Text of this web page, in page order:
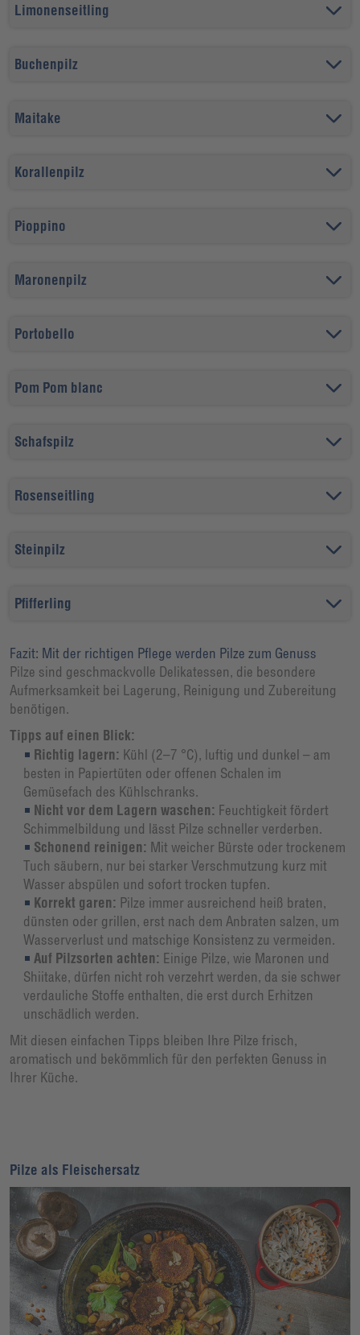
Limonenseitling
Buchenpilz
Maitake
Korallenpilz
Pioppino
Maronenpilz
Portobello
Pom Pom blanc
Schafspilz
Rosenseitling
Steinpilz
Pfifferling
Fazit: Mit der richtigen Pflege werden Pilze zum Genuss
Pilze sind geschmackvolle Delikatessen, die besondere
Aufmerksamkeit bei Lagerung, Reinigung und Zubereitung
benötigen.
Tipps auf einen Blick:
Richtig lagern: Kühl (2–7 °C), luftig und dunkel – am
besten in Papiertüten oder offenen Schalen im
Gemüsefach des Kühlschranks.
Nicht vor dem Lagern waschen: Feuchtigkeit fördert
Schimmelbildung und lässt Pilze schneller verderben.
Schonend reinigen: Mit weicher Bürste oder trockenem
Tuch säubern, nur bei starker Verschmutzung kurz mit
Wasser abspülen und sofort trocken tupfen.
Korrekt garen: Pilze immer ausreichend heiß braten,
dünsten oder grillen, erst nach dem Anbraten salzen, um
Wasserverlust und matschige Konsistenz zu vermeiden.
Auf Pilzsorten achten: Einige Pilze, wie Maronen und
Shiitake, dürfen nicht roh verzehrt werden, da sie schwer
verdauliche Stoffe enthalten, die erst durch Erhitzen
unschädlich werden.
Mit diesen einfachen Tipps bleiben Ihre Pilze frisch,
aromatisch und bekömmlich für den perfekten Genuss in
Ihrer Küche.
Pilze als Fleischersatz